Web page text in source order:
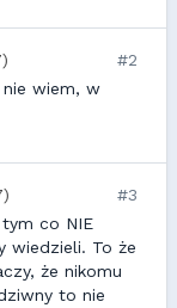
#2
nie wiem, w
#3
co NIE
wiedzieli. To że
że nikomu
to nie